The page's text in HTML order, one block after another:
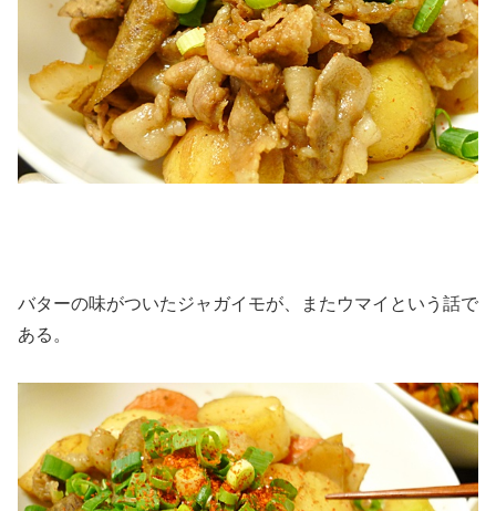
バターの味がついたジャガイモが、またウマイという話で
ある。